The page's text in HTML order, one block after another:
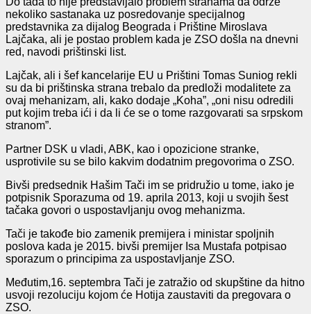
nekoliko sastanaka uz posredovanje specijalnog
predstavnika za dijalog Beograda i Prištine Miroslava
Lajčaka, ali je postao problem kada je ZSO došla na dnevni
red, navodi prištinski list.
Lajčak, ali i šef kancelarije EU u Prištini Tomas Suniog rekli
su da bi prištinska strana trebalo da predloži modalitete za
ovaj mehanizam, ali, kako dodaje „Koha”, „oni nisu odredili
put kojim treba ići i da li će se o tome razgovarati sa srpskom
stranom”.
Partner DSK u vladi, ABK, kao i opozicione stranke,
usprotivile su se bilo kakvim dodatnim pregovorima o ZSO.
Bivši predsednik Hašim Tači im se pridružio u tome, iako je
potpisnik Sporazuma od 19. aprila 2013, koji u svojih šest
tačaka govori o uspostavljanju ovog mehanizma.
Tači je takođe bio zamenik premijera i ministar spoljnih
poslova kada je 2015. bivši premijer Isa Mustafa potpisao
sporazum o principima za uspostavljanje ZSO.
Međutim,16. septembra Tači je zatražio od skupštine da hitno
usvoji rezoluciju kojom će Hotija zaustaviti da pregovara o
ZSO.